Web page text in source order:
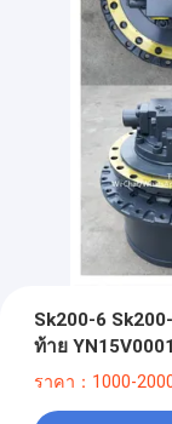
Sk200-6
ท้าย
ราคา：1000-